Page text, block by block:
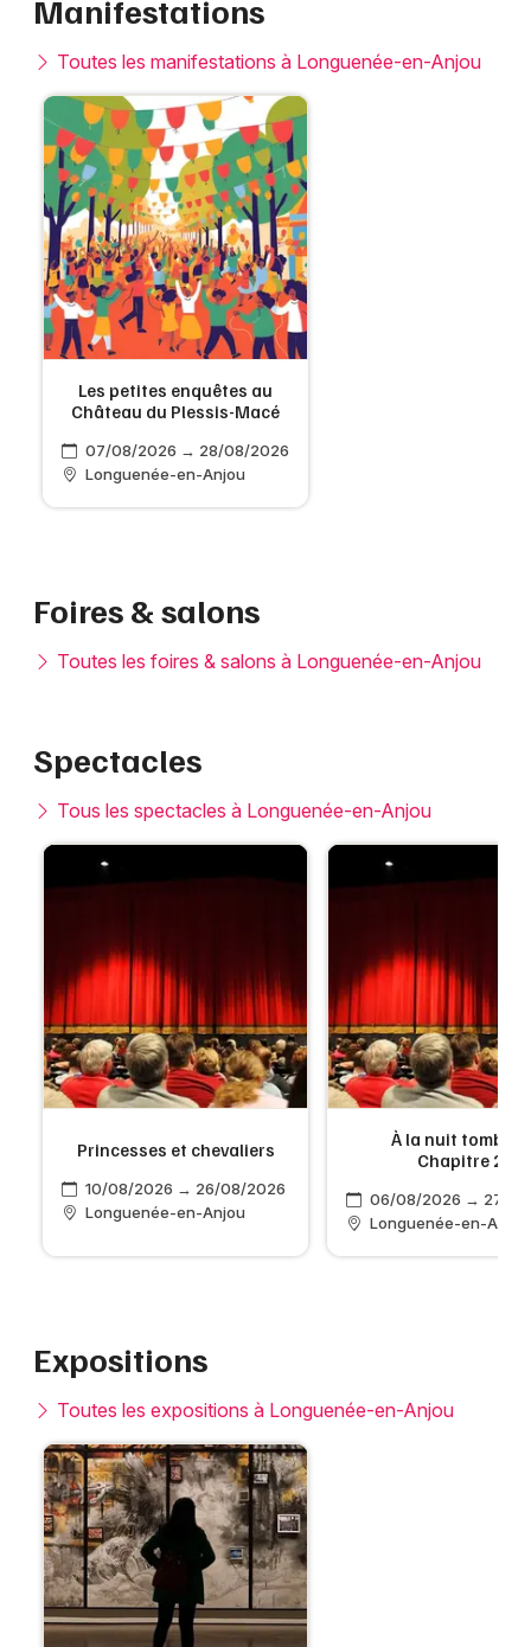
Manifestations
Toutes les manifestations à Longuenée-en-Anjou
Les petites enquêtes au
Château du Plessis-Macé
07/08/2026 → 28/08/2026
Longuenée-en-Anjou
Foires & salons
Toutes les foires & salons à Longuenée-en-Anjou
Spectacles
Tous les spectacles à Longuenée-en-Anjou
Princesses et chevaliers
10/08/2026 → 26/08/2026
Longuenée-en-Anjou
À la nuit tombée ·
Chapitre 2
06/08/2026 → 27/
Longuenée-en-Anjou
Expositions
Toutes les expositions à Longuenée-en-Anjou